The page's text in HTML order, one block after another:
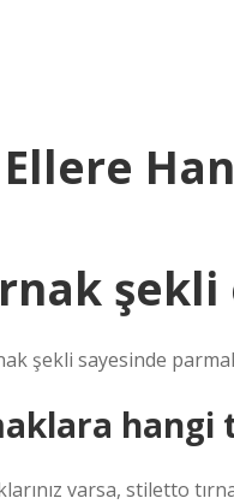
şekli sayesinde
hangi
varsa, stiletto